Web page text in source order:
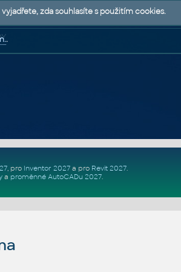
, pro Inventor 2027a pro Revit 2027.
a proměnné AutoCADu 2027.
zda souhlasíte s použitím cookies.
.